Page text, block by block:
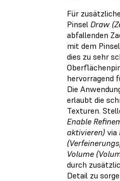
Für
Pinsel Draw
abfallenden
mit dem Pinsel
dies zu sehr
hervorragend
Die
erlaubt die
Texturen.
Enable
aktivieren) via
Volume
durch
Detail zu